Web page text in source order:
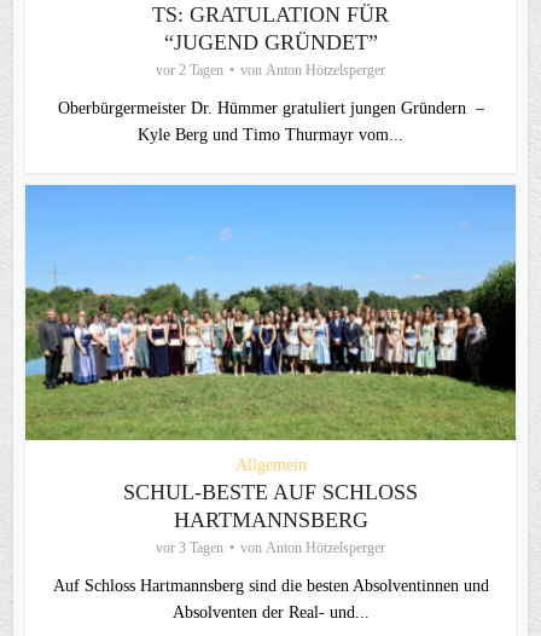
TS: GRATULATION FÜR
“JUGEND GRÜNDET”
vor 2 Tagen von Anton Hötzelsperger
Oberbürgermeister Dr. Hümmer gratuliert jungen Gründern –
Kyle Berg und Timo Thurmayr vom...
Allgemein
SCHUL-BESTE AUF SCHLOSS
HARTMANNSBERG
vor 3 Tagen von Anton Hötzelsperger
Auf Schloss Hartmannsberg sind die besten Absolventinnen und
Absolventen der Real- und...